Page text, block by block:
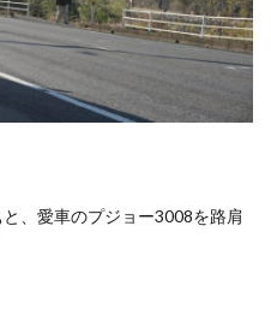
、愛車のプジョー3008を路肩